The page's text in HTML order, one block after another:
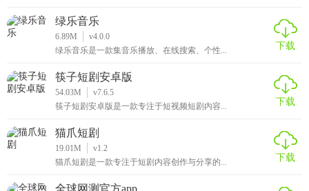
绿乐音乐
6.89M
v4.0.0
绿乐音乐是一款集音乐播放、在线搜索、个性...
下载
筷子短剧安卓版
54.03M
v7.6.5
筷子短剧安卓版是一款专注于短视频短剧内容...
下载
猫爪短剧
19.01M
v1.2
猫爪短剧是一款专注于短剧内容创作与分享的...
下载
全球网测官方app